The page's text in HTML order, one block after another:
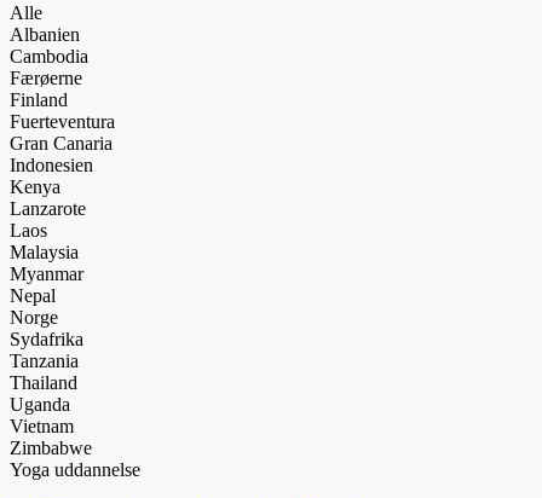
Alle
Albanien
Cambodia
Færøerne
Finland
Fuerteventura
Gran Canaria
Indonesien
Kenya
Lanzarote
Laos
Malaysia
Myanmar
Nepal
Norge
Sydafrika
Tanzania
Thailand
Uganda
Vietnam
Zimbabwe
Yoga uddannelse